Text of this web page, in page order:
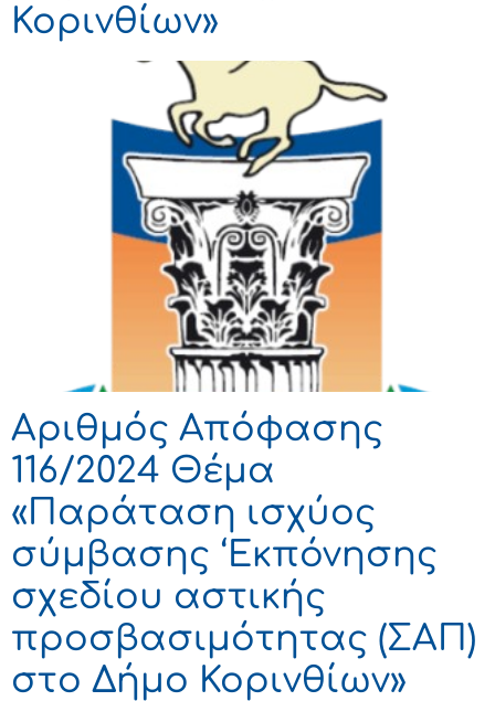
Κορινθίων»
Αριθμός Απόφασης
116/2024 Θέμα
«Παράταση ισχύος
σύμβασης ‘Εκπόνησης
σχεδίου αστικής
προσβασιμότητας (ΣΑΠ)
στο Δήμο Κορινθίων»